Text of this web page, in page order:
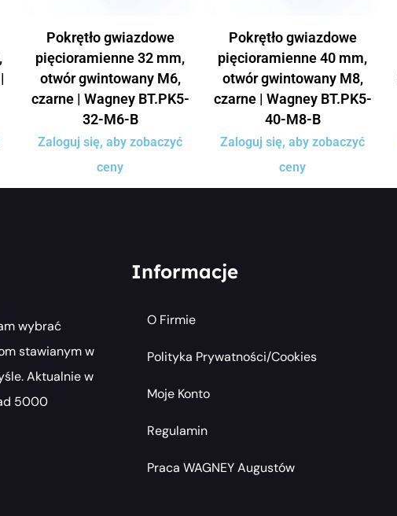
Pokrętło gwiazdowe
pięcioramienne 32 mm,
otwór gwintowany M6,
czarne | Wagney BT.PK5-
32-M6-B
Zaloguj się, aby zobaczyć
ceny
Pokrętło gwiazdowe
pięcioramienne 40 mm,
otwór gwintowany M8,
czarne | Wagney BT.PK5-
40-M8-B
Zaloguj się, aby zobaczyć
ceny
wybrać
stawianym w
Aktualnie w
5000
Informacje
O Firmie
Polityka Prywatności/cookies
Moje Konto
Regulamin
Praca WAGNEY Augustów